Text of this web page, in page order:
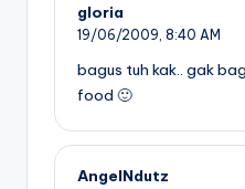
gloria
19/06/2009, 8:40 AM
bagus tuh kak.. gak
food 🙂
AngelNdutz